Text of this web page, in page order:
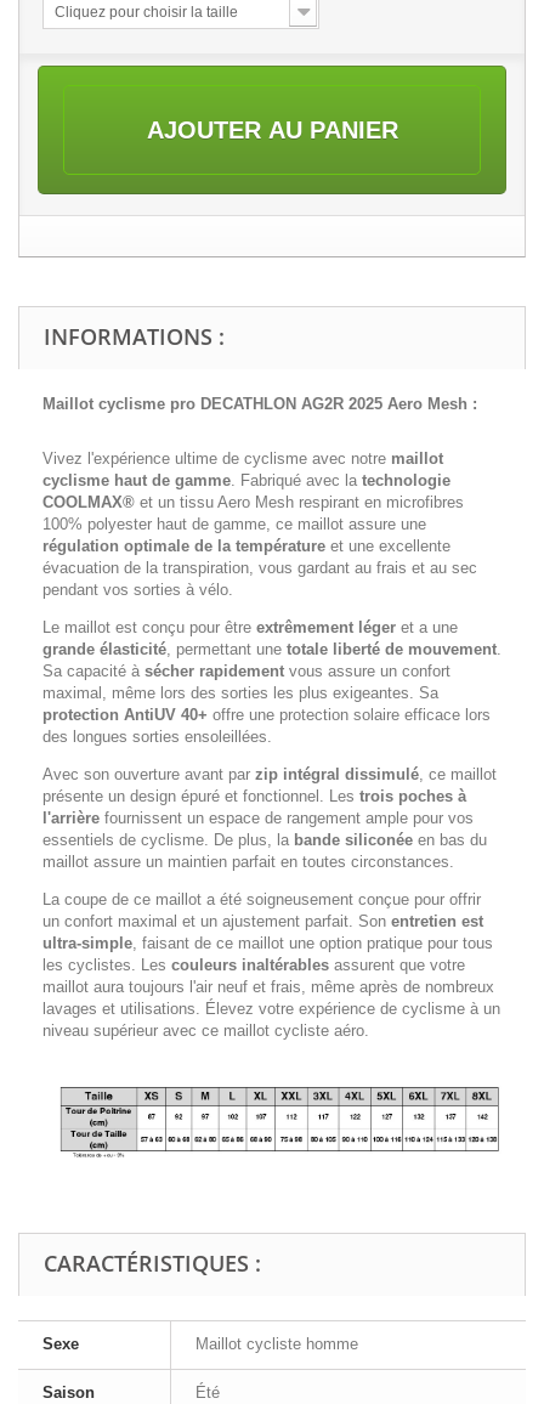
Cliquez pour choisir la taille
AJOUTER AU PANIER
INFORMATIONS :
Maillot cyclisme pro DECATHLON AG2R 2025 Aero Mesh :
Vivez l'expérience ultime de cyclisme avec notre maillot
cyclisme haut de gamme. Fabriqué avec la technologie
COOLMAX® et un tissu Aero Mesh respirant en microfibres
100% polyester haut de gamme, ce maillot assure une
régulation optimale de la température et une excellente
évacuation de la transpiration, vous gardant au frais et au sec
pendant vos sorties à vélo.
Le maillot est conçu pour être extrêmement léger et a une
grande élasticité, permettant une totale liberté de mouvement.
Sa capacité à sécher rapidement vous assure un confort
maximal, même lors des sorties les plus exigeantes. Sa
protection AntiUV 40+ offre une protection solaire efficace lors
des longues sorties ensoleillées.
Avec son ouverture avant par zip intégral dissimulé, ce maillot
présente un design épuré et fonctionnel. Les trois poches à
l'arrière fournissent un espace de rangement ample pour vos
essentiels de cyclisme. De plus, la bande siliconée en bas du
maillot assure un maintien parfait en toutes circonstances.
La coupe de ce maillot a été soigneusement conçue pour offrir
un confort maximal et un ajustement parfait. Son entretien est
ultra-simple, faisant de ce maillot une option pratique pour tous
les cyclistes. Les couleurs inaltérables assurent que votre
maillot aura toujours l'air neuf et frais, même après de nombreux
lavages et utilisations. Élevez votre expérience de cyclisme à un
niveau supérieur avec ce maillot cycliste aéro.
CARACTÉRISTIQUES :
Sexe Maillot cycliste homme
Saison Été